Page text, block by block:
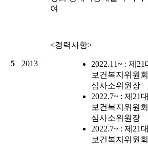
5 2013
여
<경력사항>
2022.11~ : 제21
보건복지위원
심사소위원장
2022.7~ : 제21
보건복지위원
심사소위원장
2022.7~ : 제21
보건복지위원